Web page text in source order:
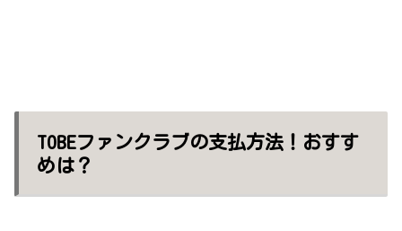
TOBEファンクラブの支払方法！おすす
めは？